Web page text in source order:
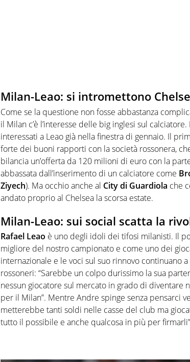
Milan-Leao: si intromettono
Come se la questione non fosse abbastanza
il Milan c’è l’interesse delle big inglesi sul
interessati a Leao già nella finestra di gennaio. Il
forte dei buoni rapporti con la società rossonera,
bilancia un’offerta da 120 milioni di euro con la
abbassata dall’inserimento di un calciatore come
Ziyech). Ma occhio anche al City di Guardiola che
andato proprio al Chelsea la scorsa estate.
Milan-Leao: sui social scatta la
Rafael Leao è uno degli idoli dei tifosi milanisti. Il
migliore del nostro campionato e come uno dei
internazionale e le voci sul suo rinnovo continuano
rossoneri: “Sarebbe un colpo durissimo la sua
nessun giocatore sul mercato in grado di diventare
per il Milan”. Mentre Andre spinge senza pensarci
metterebbe tanti soldi nelle casse del club ma
tutto il possibile e anche qualcosa in più per